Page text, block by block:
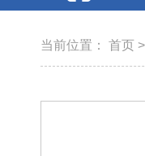
当前位置： 首页 >